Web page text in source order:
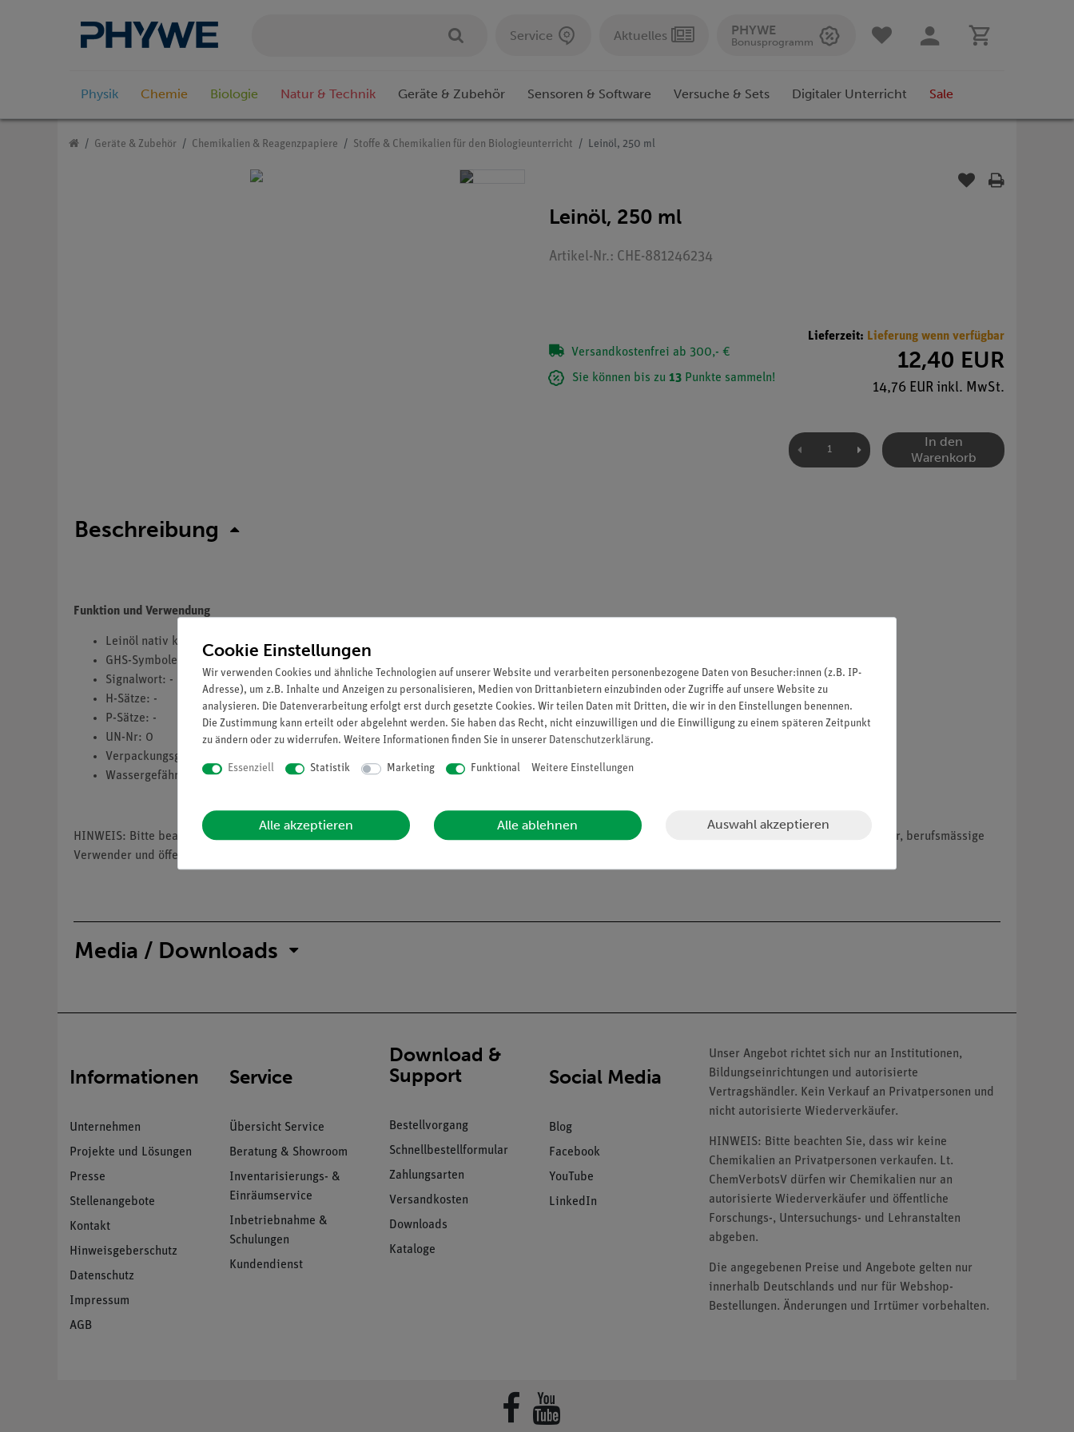
Service Aktuelles PHYWE
Bonusprogramm
Physik Chemie Biologie Natur & Technik Geräte & Zubehör Sensoren & Software Versuche & Sets Digitaler Unterricht Sale
Geräte & Zubehör Chemikalien & Reagenzpapiere Stoffe & Chemikalien für den Biologieunterricht Leinöl, 250 ml
Leinöl, 250 ml
Artikel-Nr.: CHE-881246234
Versandkostenfrei ab 300,- €
Sie können bis zu 13 Punkte sammeln!
Lieferzeit: Lieferung wenn verfügbar
12,40 EUR
14,76 EUR inkl. MwSt.
In den
Warenkorb
Beschreibung
Funktion und Verwendung
Leinöl nativ kalt gepreßt
GHS-Symbole(s): -
Signalwort: -
H-Sätze: -
P-Sätze: -
UN-Nr: 0
Verpackungsgruppe: 0
Wassergefährdungsklasse: -
HINWEIS: Bitte beachten Sie, dass wir keine Chemikalien an Privatpersonen verkaufen. Lt. ChemVerbotsV dürfen wir Chemikalien nur an Wiederverkäufer, berufsmässige
Verwender und öffentliche Forschungs-, Untersuchungs- und Lehranstalten abgeben.
Media / Downloads
Informationen
Unternehmen
Projekte und Lösungen
Presse
Stellenangebote
Kontakt
Hinweisgeberschutz
Datenschutz
Impressum
AGB
Service
Übersicht Service
Beratung & Showroom
Inventarisierungs- &
Einräumservice
Inbetriebnahme &
Schulungen
Kundendienst
Download &
Support
Bestellvorgang
Schnellbestellformular
Zahlungsarten
Versandkosten
Downloads
Kataloge
Social Media
Blog
Facebook
YouTube
LinkedIn
Unser Angebot richtet sich nur an Institutionen,
Bildungseinrichtungen und autorisierte
Vertragshändler. Kein Verkauf an Privatpersonen und
nicht autorisierte Wiederverkäufer.
HINWEIS: Bitte beachten Sie, dass wir keine
Chemikalien an Privatpersonen verkaufen. Lt.
ChemVerbotsV dürfen wir Chemikalien nur an
autorisierte Wiederverkäufer und öffentliche
Forschungs-, Untersuchungs- und Lehranstalten
abgeben.
Die angegebenen Preise und Angebote gelten nur
innerhalb Deutschlands und nur für Webshop-
Bestellungen. Änderungen und Irrtümer vorbehalten.
Cookie Einstellungen
Wir verwenden Cookies und ähnliche Technologien auf unserer Website und verarbeiten personenbezogene Daten von Besucher:innen (z.B. IP-
Adresse), um z.B. Inhalte und Anzeigen zu personalisieren, Medien von Drittanbietern einzubinden oder Zugriffe auf unsere Website zu
analysieren. Die Datenverarbeitung erfolgt erst durch gesetzte Cookies. Wir teilen Daten mit Dritten, die wir in den Einstellungen benennen.
Die Zustimmung kann erteilt oder abgelehnt werden. Sie haben das Recht, nicht einzuwilligen und die Einwilligung zu einem späteren Zeitpunkt
zu ändern oder zu widerrufen. Weitere Informationen finden Sie in unserer Daten­schutz­erklärung.
Essenziell Statistik Marketing Funktional Weitere Einstellungen
Alle akzeptieren Alle ablehnen Auswahl akzeptieren